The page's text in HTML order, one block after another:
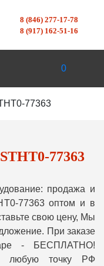
8 (846) 277-17-78
8 (917) 162-51-16
0
77363
77363
продажа и
77363 оптом и в
свою цену, Мы
При заказе
- БЕСПЛАТНО!
любую точку РФ